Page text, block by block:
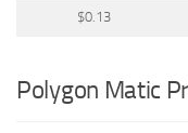
$0.13
Polygon Matic